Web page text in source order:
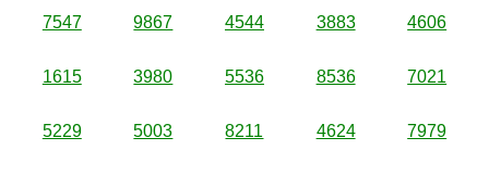
7547 9867 4544 3883 4606
1615 3980 5536 8536 7021
5229 5003 8211 4624 7979